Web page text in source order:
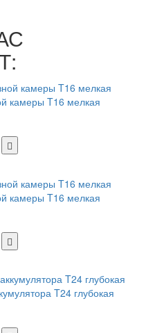
камеры T16 мелкая
камеры T16 мелкая
T24 глубокая